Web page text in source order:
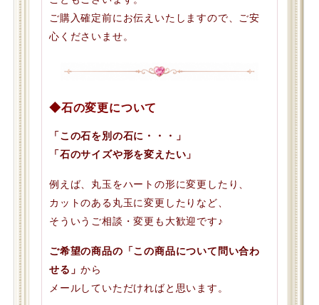
ご購入確定前にお伝えいたしますので、ご安
心くださいませ。
◆石の変更について
「この石を別の石に・・・」
「石のサイズや形を変えたい」
例えば、丸玉をハートの形に変更したり、
カットのある丸玉に変更したりなど、
そういうご相談・変更も大歓迎です♪
ご希望の商品の「この商品について問い合わ
せる」から
メールしていただければと思います。